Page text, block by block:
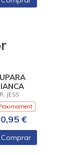
JESS
€
Comprar